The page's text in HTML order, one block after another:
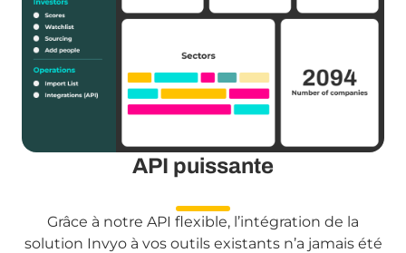
API puissante
Grâce à notre API flexible, l’intégration de la
solution Invyo à vos outils existants n’a jamais été